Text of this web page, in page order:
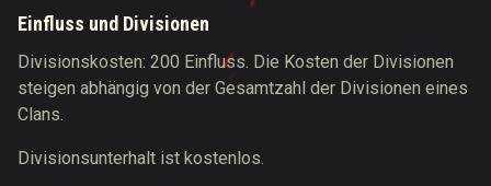
Einfluss und Divisionen
Divisionskosten: 200 Einfluss. Die Kosten der Divisionen
steigen abhängig von der Gesamtzahl der Divisionen eines
Clans.
Divisionsunterhalt ist kostenlos.